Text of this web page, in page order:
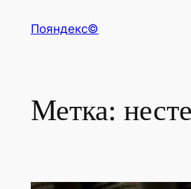
Пояндекс©
Метка: несте